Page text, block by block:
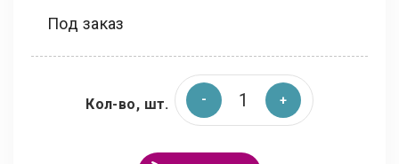
Под заказ
Кол-во, шт.